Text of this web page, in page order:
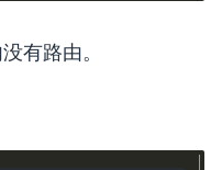
有路由。